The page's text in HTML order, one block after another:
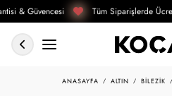
& Güvencesi Tüm Siparişlerde
ANASAYFA ALTIN BILEZIK